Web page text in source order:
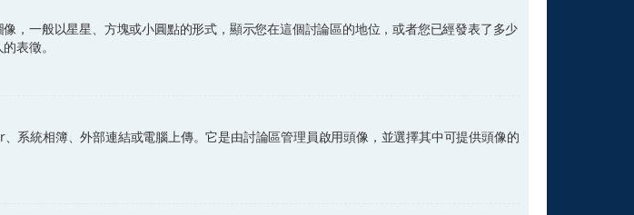
，一般以星星、方塊或小圓點的形式，顯示您在這個討論區的地位，或者您已經發表了多少
表徵。
系統相簿、外部連結或電腦上傳。它是由討論區管理員啟用頭像，並選擇其中可提供頭像的